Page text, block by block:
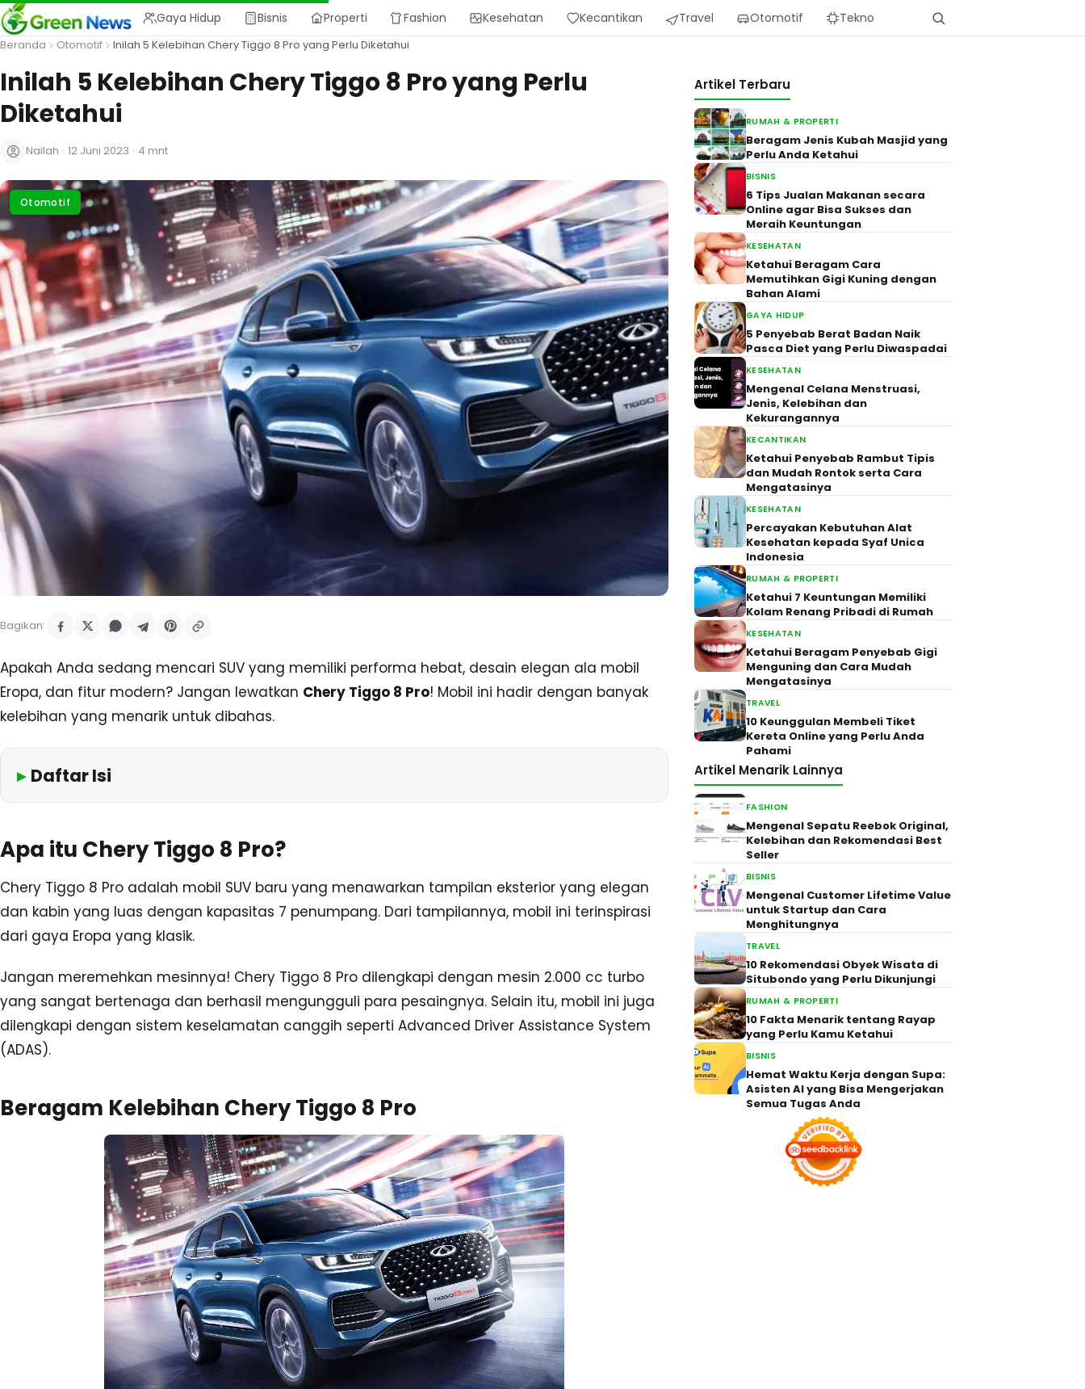
Gaya Hidup Bisnis Properti Fashion Kesehatan Kecantikan Travel Otomotif Tekno
Beranda Otomotif Inilah 5 Kelebihan Chery Tiggo 8 Pro yang Perlu Diketahui
Inilah 5 Kelebihan Chery Tiggo 8 Pro yang Perlu
Diketahui
Nailah · 12 Juni 2023 · 4 mnt
Otomotif
Bagikan:
Apakah Anda sedang mencari SUV yang memiliki performa hebat, desain elegan ala mobil
Eropa, dan fitur modern? Jangan lewatkan Chery Tiggo 8 Pro! Mobil ini hadir dengan banyak
kelebihan yang menarik untuk dibahas.
Daftar Isi
Apa itu Chery Tiggo 8 Pro?
Chery Tiggo 8 Pro adalah mobil SUV baru yang menawarkan tampilan eksterior yang elegan
dan kabin yang luas dengan kapasitas 7 penumpang. Dari tampilannya, mobil ini terinspirasi
dari gaya Eropa yang klasik.
Jangan meremehkan mesinnya! Chery Tiggo 8 Pro dilengkapi dengan mesin 2.000 cc turbo
yang sangat bertenaga dan berhasil mengungguli para pesaingnya. Selain itu, mobil ini juga
dilengkapi dengan sistem keselamatan canggih seperti Advanced Driver Assistance System
(ADAS).
Beragam Kelebihan Chery Tiggo 8 Pro
Artikel Terbaru
RUMAH & PROPERTI
Beragam Jenis Kubah Masjid yang
Perlu Anda Ketahui
BISNIS
6 Tips Jualan Makanan secara
Online agar Bisa Sukses dan
Meraih Keuntungan
KESEHATAN
Ketahui Beragam Cara
Memutihkan Gigi Kuning dengan
Bahan Alami
GAYA HIDUP
5 Penyebab Berat Badan Naik
Pasca Diet yang Perlu Diwaspadai
KESEHATAN
Mengenal Celana Menstruasi,
Jenis, Kelebihan dan
Kekurangannya
KECANTIKAN
Ketahui Penyebab Rambut Tipis
dan Mudah Rontok serta Cara
Mengatasinya
KESEHATAN
Percayakan Kebutuhan Alat
Kesehatan kepada Syaf Unica
Indonesia
RUMAH & PROPERTI
Ketahui 7 Keuntungan Memiliki
Kolam Renang Pribadi di Rumah
KESEHATAN
Ketahui Beragam Penyebab Gigi
Menguning dan Cara Mudah
Mengatasinya
TRAVEL
10 Keunggulan Membeli Tiket
Kereta Online yang Perlu Anda
Pahami
Artikel Menarik Lainnya
FASHION
Mengenal Sepatu Reebok Original,
Kelebihan dan Rekomendasi Best
Seller
BISNIS
Mengenal Customer Lifetime Value
untuk Startup dan Cara
Menghitungnya
TRAVEL
10 Rekomendasi Obyek Wisata di
Situbondo yang Perlu Dikunjungi
RUMAH & PROPERTI
10 Fakta Menarik tentang Rayap
yang Perlu Kamu Ketahui
BISNIS
Hemat Waktu Kerja dengan Supa:
Asisten AI yang Bisa Mengerjakan
Semua Tugas Anda